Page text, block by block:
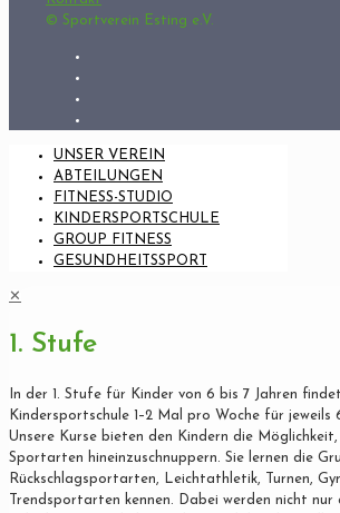
© Sportverein Esting e.V.
UNSER VEREIN
ABTEILUNGEN
FITNESS-STUDIO
KINDERSPORTSCHULE
GROUP FITNESS
GESUNDHEITSSPORT
✕
1. Stufe
In der 1. Stufe für Kinder von 6 bis 7 Jahren
Kindersportschule 1–2 Mal pro Woche für
Unsere Kurse bieten den Kindern die Möglichkeit,
Sportarten hineinzuschnuppern. Sie lernen die
Rückschlagsportarten, Leichtathletik, Turnen,
Trendsportarten kennen. Dabei werden nicht nur